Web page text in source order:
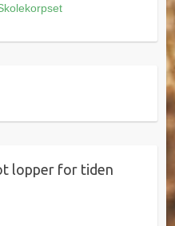
lopper for tiden